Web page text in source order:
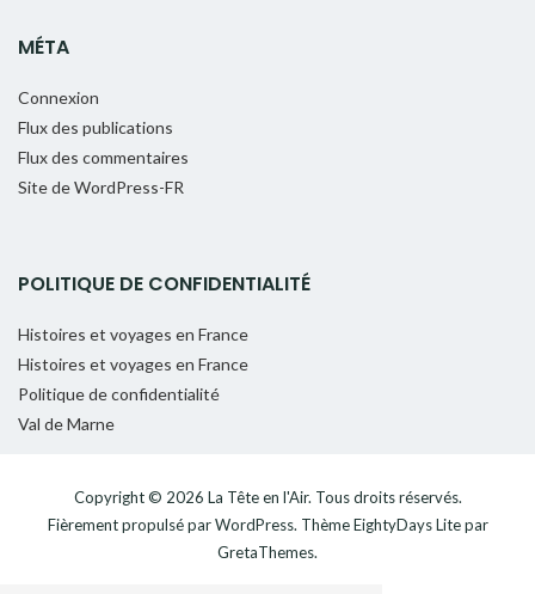
MÉTA
Connexion
Flux des publications
Flux des commentaires
Site de WordPress-FR
POLITIQUE DE CONFIDENTIALITÉ
Histoires et voyages en France
Histoires et voyages en France
Politique de confidentialité
Val de Marne
Copyright © 2026 La Tête en l'Air. Tous droits réservés.
Fièrement propulsé parWordPress. ThèmeEightyDays Litepar
GretaThemes.